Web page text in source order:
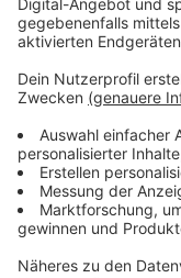
Verpass'
ANTENNE
Lifestyle
Zum